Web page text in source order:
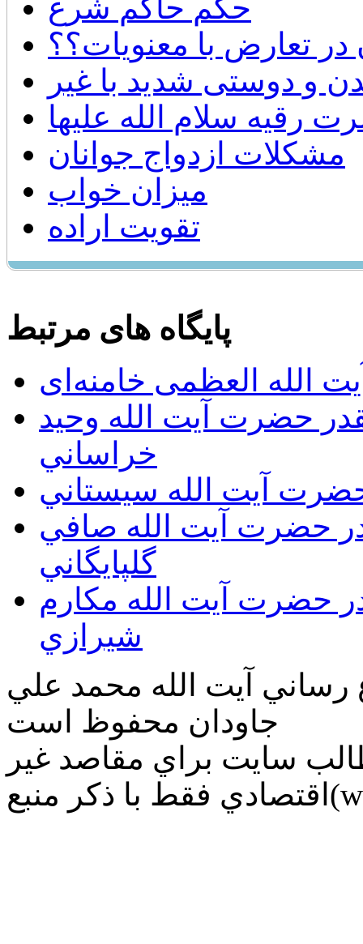
حكم حاكم شرع
تعارض با معنويات؟؟
و دوستی شدید با غیر
رقیه سلام الله علیها
مشكلات ازدواج جوانان
میزان خواب
تقويت اراده
پایگاه های مرتبط
الله العظمی خامنه‌ای
حضرت آيت الله وحيد
خراساني
حضرت آيت الله سيستاني
حضرت آيت الله صافي
گلپايگاني
حضرت آيت الله مكارم
شيرازي
رساني آیت الله محمد علي
جاودان محفوظ است
سايت براي مقاصد غير